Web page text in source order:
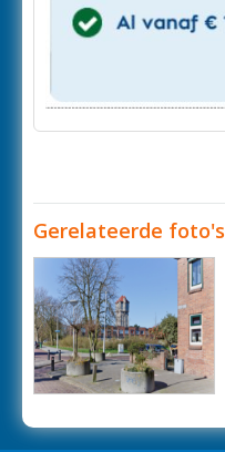
Gerelateerde foto's